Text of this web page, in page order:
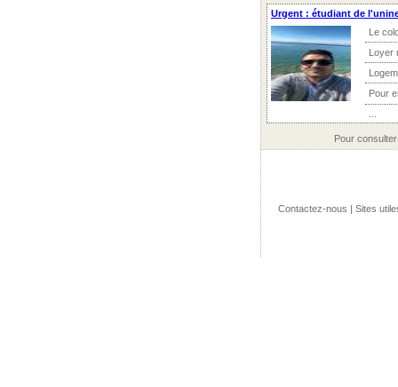
Urgent : étudiant de
Le
Loyer
Pour
Pour
Contactez-nous | Sites